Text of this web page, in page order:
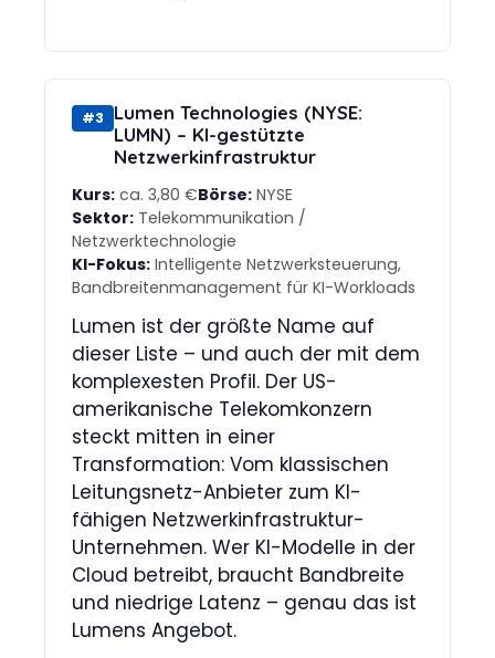
#3
Lumen Technologies (NYSE:
LUMN) – KI-gestützte
Netzwerkinfrastruktur
Kurs: ca. 3,80 €Börse: NYSE
Sektor: Telekommunikation /
Netzwerktechnologie
KI-Fokus: Intelligente Netzwerksteuerung,
Bandbreitenmanagement für KI-Workloads
Lumen ist der größte Name auf
dieser Liste – und auch der mit dem
komplexesten Profil. Der US-
amerikanische Telekomkonzern
steckt mitten in einer
Transformation: Vom klassischen
Leitungsnetz-Anbieter zum KI-
fähigen Netzwerkinfrastruktur-
Unternehmen. Wer KI-Modelle in der
Cloud betreibt, braucht Bandbreite
und niedrige Latenz – genau das ist
Lumens Angebot.